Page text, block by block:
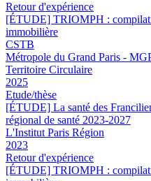
Retour d'expérience
[ÉTUDE] TRIOMPH :
immobilière
CSTB
Métropole du Grand Paris -
Territoire Circulaire
2025
Etude/thèse
[ÉTUDE] La santé des
régional de santé 2023-2027
L'Institut Paris Région
2023
Retour d'expérience
[ÉTUDE] TRIOMPH :